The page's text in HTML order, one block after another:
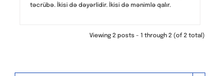
təcrübə. İkisi də dəyərlidir. İkisi də mənimlə qalır.
Viewing 2 posts - 1 through 2 (of 2 total)